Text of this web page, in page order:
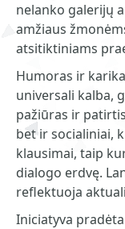
nelanko galerijų
amžiaus
atsitiktiniams
Humoras ir
universali kalba,
pažiūras ir
bet ir socialiniai,
klausimai, taip
dialogo erdvę.
reflektuoja
Iniciatyva